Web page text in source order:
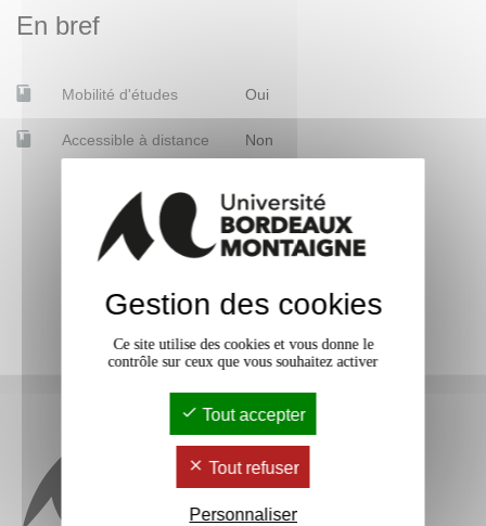
En bref
Mobilité d'études Oui
Accessible à distance Non
Gestion des cookies
Ce site utilise des cookies et vous donne le
contrôle sur ceux que vous souhaitez activer
Tout accepter
Tout refuser
Personnaliser